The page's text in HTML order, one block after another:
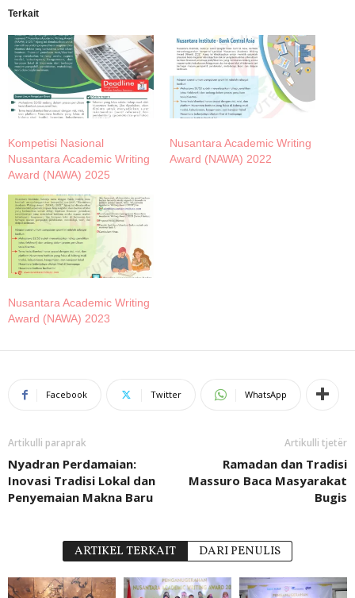
Terkait
Kompetisi Nasional
Nusantara Academic Writing
Award (NAWA) 2025
Nusantara Academic Writing
Award (NAWA) 2022
Nusantara Academic Writing
Award (NAWA) 2023
Facebook Twitter WhatsApp
Artikulli paraprak
Nyadran Perdamaian:
Inovasi Tradisi Lokal dan
Penyemaian Makna Baru
Artikulli tjetër
Ramadan dan Tradisi
Massuro Baca Masyarakat
Bugis
ARTIKEL TERKAIT DARI PENULIS